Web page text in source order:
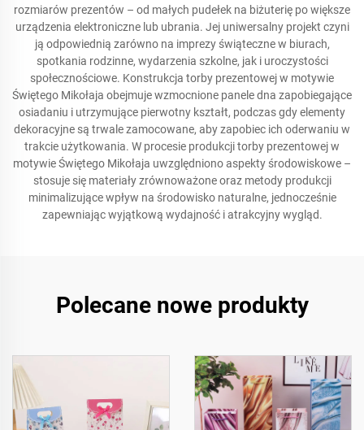
rozmiarów prezentów – od małych pudełek na biżuterię po większe
urządzenia elektroniczne lub ubrania. Jej uniwersalny projekt czyni
ją odpowiednią zarówno na imprezy świąteczne w biurach,
spotkania rodzinne, wydarzenia szkolne, jak i uroczystości
społecznościowe. Konstrukcja torby prezentowej w motywie
Świętego Mikołaja obejmuje wzmocnione panele dna zapobiegające
osiadaniu i utrzymujące pierwotny kształt, podczas gdy elementy
dekoracyjne są trwale zamocowane, aby zapobiec ich oderwaniu w
trakcie użytkowania. W procesie produkcji torby prezentowej w
motywie Świętego Mikołaja uwzględniono aspekty środowiskowe –
stosuje się materiały zrównoważone oraz metody produkcji
minimalizujące wpływ na środowisko naturalne, jednocześnie
zapewniając wyjątkową wydajność i atrakcyjny wygląd.
Polecane nowe produkty